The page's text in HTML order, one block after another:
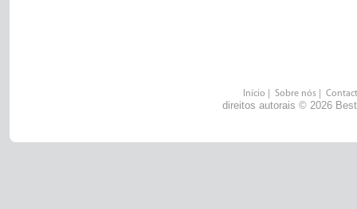
Início Sobre nós
direitos autorais © 2026